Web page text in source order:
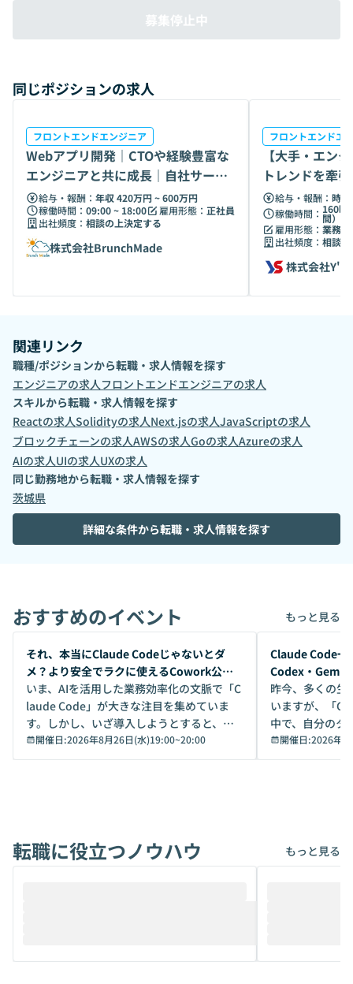
募集停止中
同じポジションの求人
フロントエンドエンジニア
Webアプリ開発｜CTOや経験豊富な
エンジニアと共に成長｜自社サービ
スにも挑戦
給与・報酬： 年収 420万円 ~ 600万円
稼働時間： 09:00 ~ 18:00 雇用形態： 正社員
出社頻度： 相談の上決定する
株式会社BrunchMade
フロントエンドエ
【大手・エン
トレンドを牽
エンジニア募
給与・報酬： 時
稼働時間： 160時
間）
雇用形態： 業務委
出社頻度： 相談
株式会社Y's
関連リンク
職種/ポジションから転職・求人情報を探す
エンジニアの求人フロントエンドエンジニアの求人
スキルから転職・求人情報を探す
Reactの求人Solidityの求人Next.jsの求人JavaScriptの求人
ブロックチェーンの求人AWSの求人Goの求人Azureの求人
AIの求人UIの求人UXの求人
同じ勤務地から転職・求人情報を探す
茨城県
詳細な条件から転職・求人情報を探す
おすすめのイベント もっと見る
開催前
それ、本当にClaude Codeじゃないとダ
メ？より安全でラクに使えるCowork公開
デモ
いま、AIを活用した業務効率化の文脈で「C
laude Code」が大きな注目を集めていま
す。しかし、いざ導入しようとすると、セ
キュリティ面の懸念や権限管理のハードル
から、気軽に使えないケースも多いのでは
けでなく、想像以上の範囲まで自動化でき
ることは、まだあまり知られていません。
メルカリでの判断基準をもとに「なぜClau
開催日:2026年8月26日(水)19:00~20:00
開催前
Claude Code一
Codex・
昨今、多くの生
いますが、「
中で、自分のタ
いいのか」を自
か？ 「なんとなく誰かが良いと言っていた
は、評判では
ているAIを選ぶこ
それぞれの本当
開催日:2026年8
転職に役立つノウハウ もっと見る